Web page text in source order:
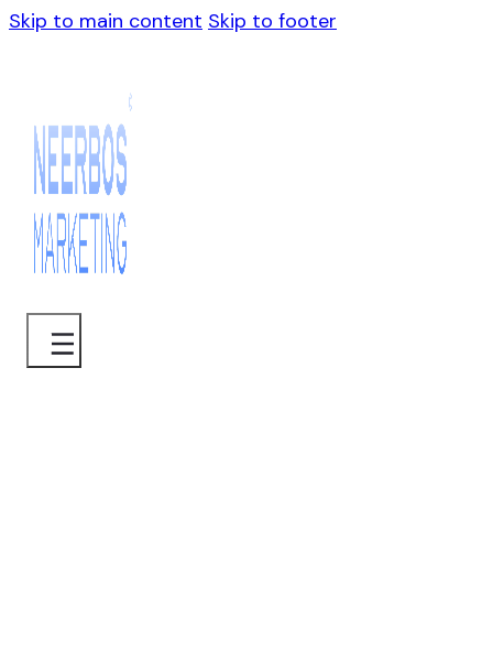
Skip to main content Skip to footer